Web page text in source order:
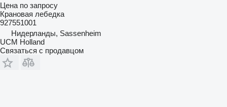
Цена по запросу
Крановая лебедка
927551001
Нидерланды, Sassenheim
UCM Holland
Связаться с продавцом